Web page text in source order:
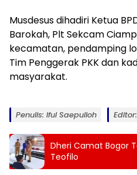
Musdesus dihadiri Ketua
Barokah, Plt Sekcam
kecamatan, pendamping
Tim Penggerak PKK dan
masyarakat.
Penulis: Iful Saepulloh
Dheri Camat Bogor
Teofilo